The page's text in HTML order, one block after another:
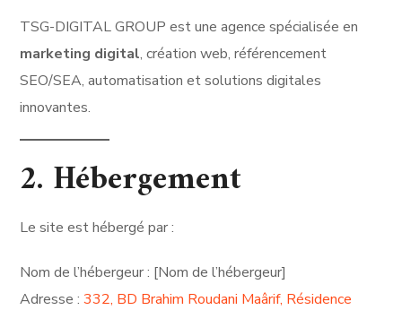
TSG-DIGITAL GROUP est une agence spécialisée en
marketing digital, création web, référencement
SEO/SEA, automatisation et solutions digitales
innovantes.
2. Hébergement
Le site est hébergé par :
Nom de l’hébergeur : [Nom de l’hébergeur]
Adresse :332, BD Brahim Roudani Maârif, Résidence